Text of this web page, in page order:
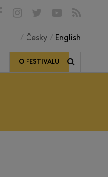
Česky English
O FESTIVALU